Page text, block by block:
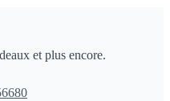
et plus encore.